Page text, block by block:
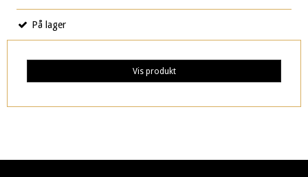
På lager
Vis produkt